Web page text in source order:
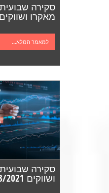
מאקרו ושווקים
למאמר המלא...
סקירה
ושווקים 08/08/2021